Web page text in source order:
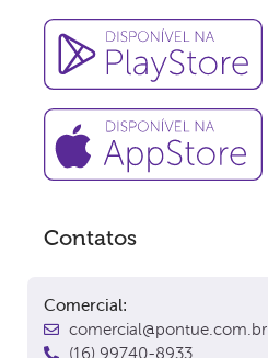
Contatos
Comercial:
comercial@pontue.com.br
(16) 99740-8933